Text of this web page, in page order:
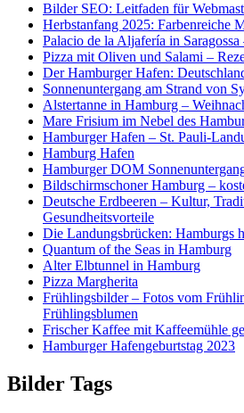
Bilder SEO: Leitfaden für
Herbstanfang 2025: Farbenreiche
Palacio de la Aljafería in Saragossa
Pizza mit Oliven und Salami –
Der Hamburger Hafen:
Sonnenuntergang am Strand von
Alstertanne in Hamburg –
Mare Frisium im Nebel des
Hamburger Hafen – St. Pauli-
Hamburg Hafen
Hamburger DOM
Bildschirmschoner Hamburg –
Deutsche Erdbeeren – Kultur,
Gesundheitsvorteile
Die Landungsbrücken: Hamburgs
Quantum of the Seas in Hamburg
Alter Elbtunnel in Hamburg
Pizza Margherita
Frühlingsbilder – Fotos vom
Frühlingsblumen
Frischer Kaffee mit Kaffeemühle
Hamburger Hafengeburtstag 2023
Bilder Tags